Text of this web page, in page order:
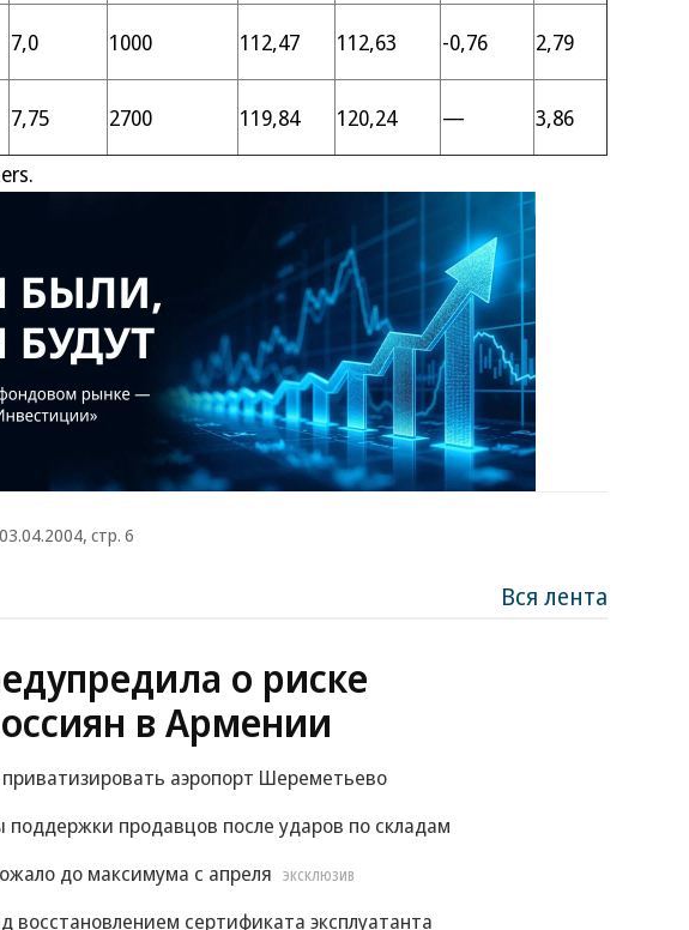
7,0 1000 112,47 112,63 -0,76
2,79
7,75 2700 119,84 120,24 —
3,86
стр. 6
Вся лента
о риске
в Армении
аэропорт Шереметьево
продавцов после ударов по складам
до максимума с апреля
ЭКСКЛЮЗИВ
восстановлением сертификата эксплуатанта